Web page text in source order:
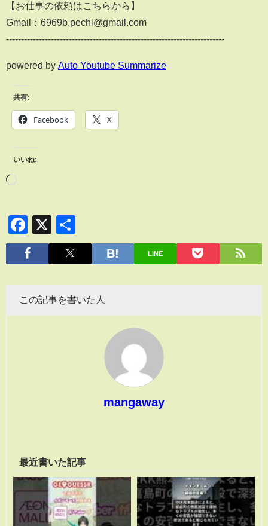
【お仕事の依頼はこちらから】
Gmail：6969b.pechi@gmail.com
-------------------------------------------------------------------------
powered by Auto Youtube Summarize
共有:
Facebook X
いいね:
Facebook
X
有
LINE
この記事を書いた人
mangaway
最近書いた記事